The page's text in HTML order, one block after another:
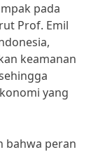
pada
Prof. Emil
keamanan
yang
bahwa peran